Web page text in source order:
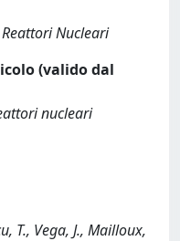
Nucleari
(valido dal
nucleari
T., Vega, J., Mailloux,